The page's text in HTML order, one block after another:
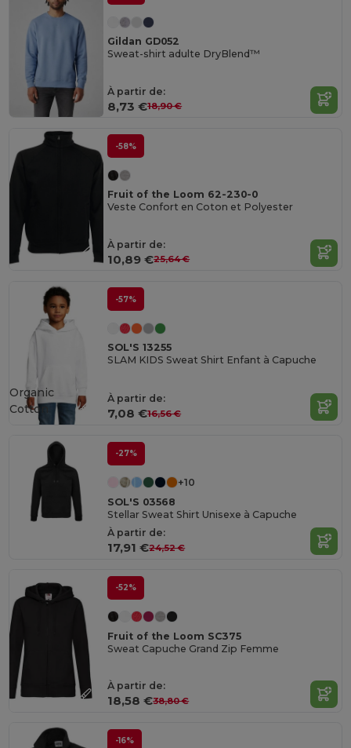
Gildan GD052
Sweat-shirt adulte DryBlend™
À partir de:
8,73 €18,90 €
-58%
Fruit of the Loom 62-230-0
Veste Confort en Coton et Polyester
À partir de:
10,89 €25,64 €
-57%
SOL'S 13255
SLAM KIDS Sweat Shirt Enfant à Capuche
À partir de:
7,08 €16,56 €
Organic
Cotton
-27%
+10
SOL'S 03568
Stellar Sweat Shirt Unisexe à Capuche
À partir de:
17,91 €24,52 €
-52%
Fruit of the Loom SC375
Sweat Capuche Grand Zip Femme
À partir de:
18,58 €38,80 €
-16%